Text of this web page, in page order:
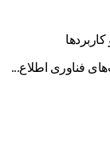
و کاربردها
فناوری اطلاع...